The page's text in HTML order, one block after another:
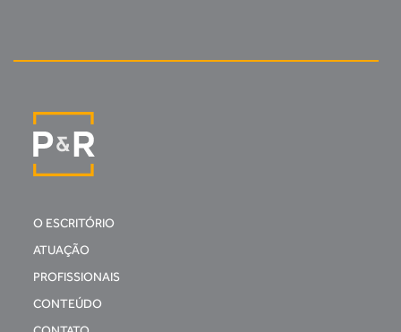
O ESCRITÓRIO
ATUAÇÃO
PROFISSIONAIS
CONTEÚDO